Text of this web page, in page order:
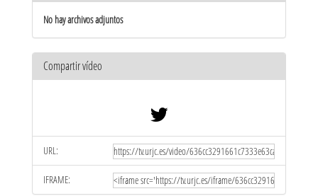
No hay archivos adjuntos
Compartir vídeo
URL:
IFRAME: